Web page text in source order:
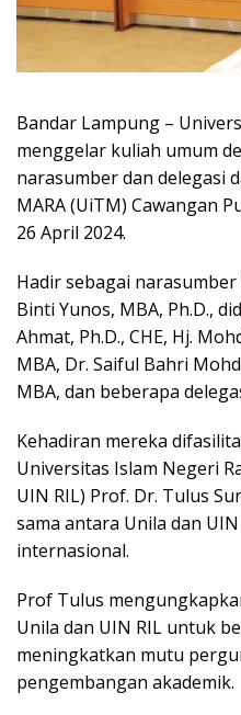
Bandar Lampung –
menggelar kuliah umum
narasumber dan delegasi
MARA (UiTM) Cawangan
26 April 2024.
Hadir sebagai
Binti Yunos, MBA, Ph.D.,
Ahmat, Ph.D., CHE, Hj.
MBA, Dr. Saiful Bahri
MBA, dan beberapa
Kehadiran mereka
Universitas Islam Negeri
UIN RIL) Prof. Dr. Tulus
sama antara Unila dan
internasional.
Prof Tulus
Unila dan UIN RIL untuk
meningkatkan mutu
pengembangan akademik.